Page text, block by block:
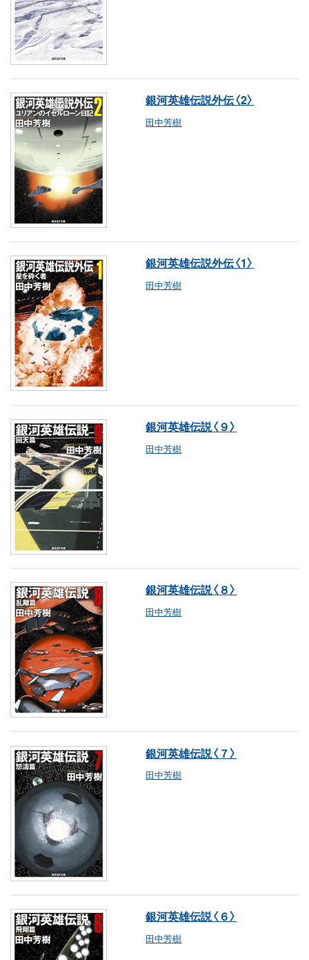
銀河英雄伝説外伝〈2〉
田中芳樹
銀河英雄伝説外伝〈1〉
田中芳樹
銀河英雄伝説〈９〉
田中芳樹
銀河英雄伝説〈８〉
田中芳樹
銀河英雄伝説〈７〉
田中芳樹
銀河英雄伝説〈６〉
田中芳樹